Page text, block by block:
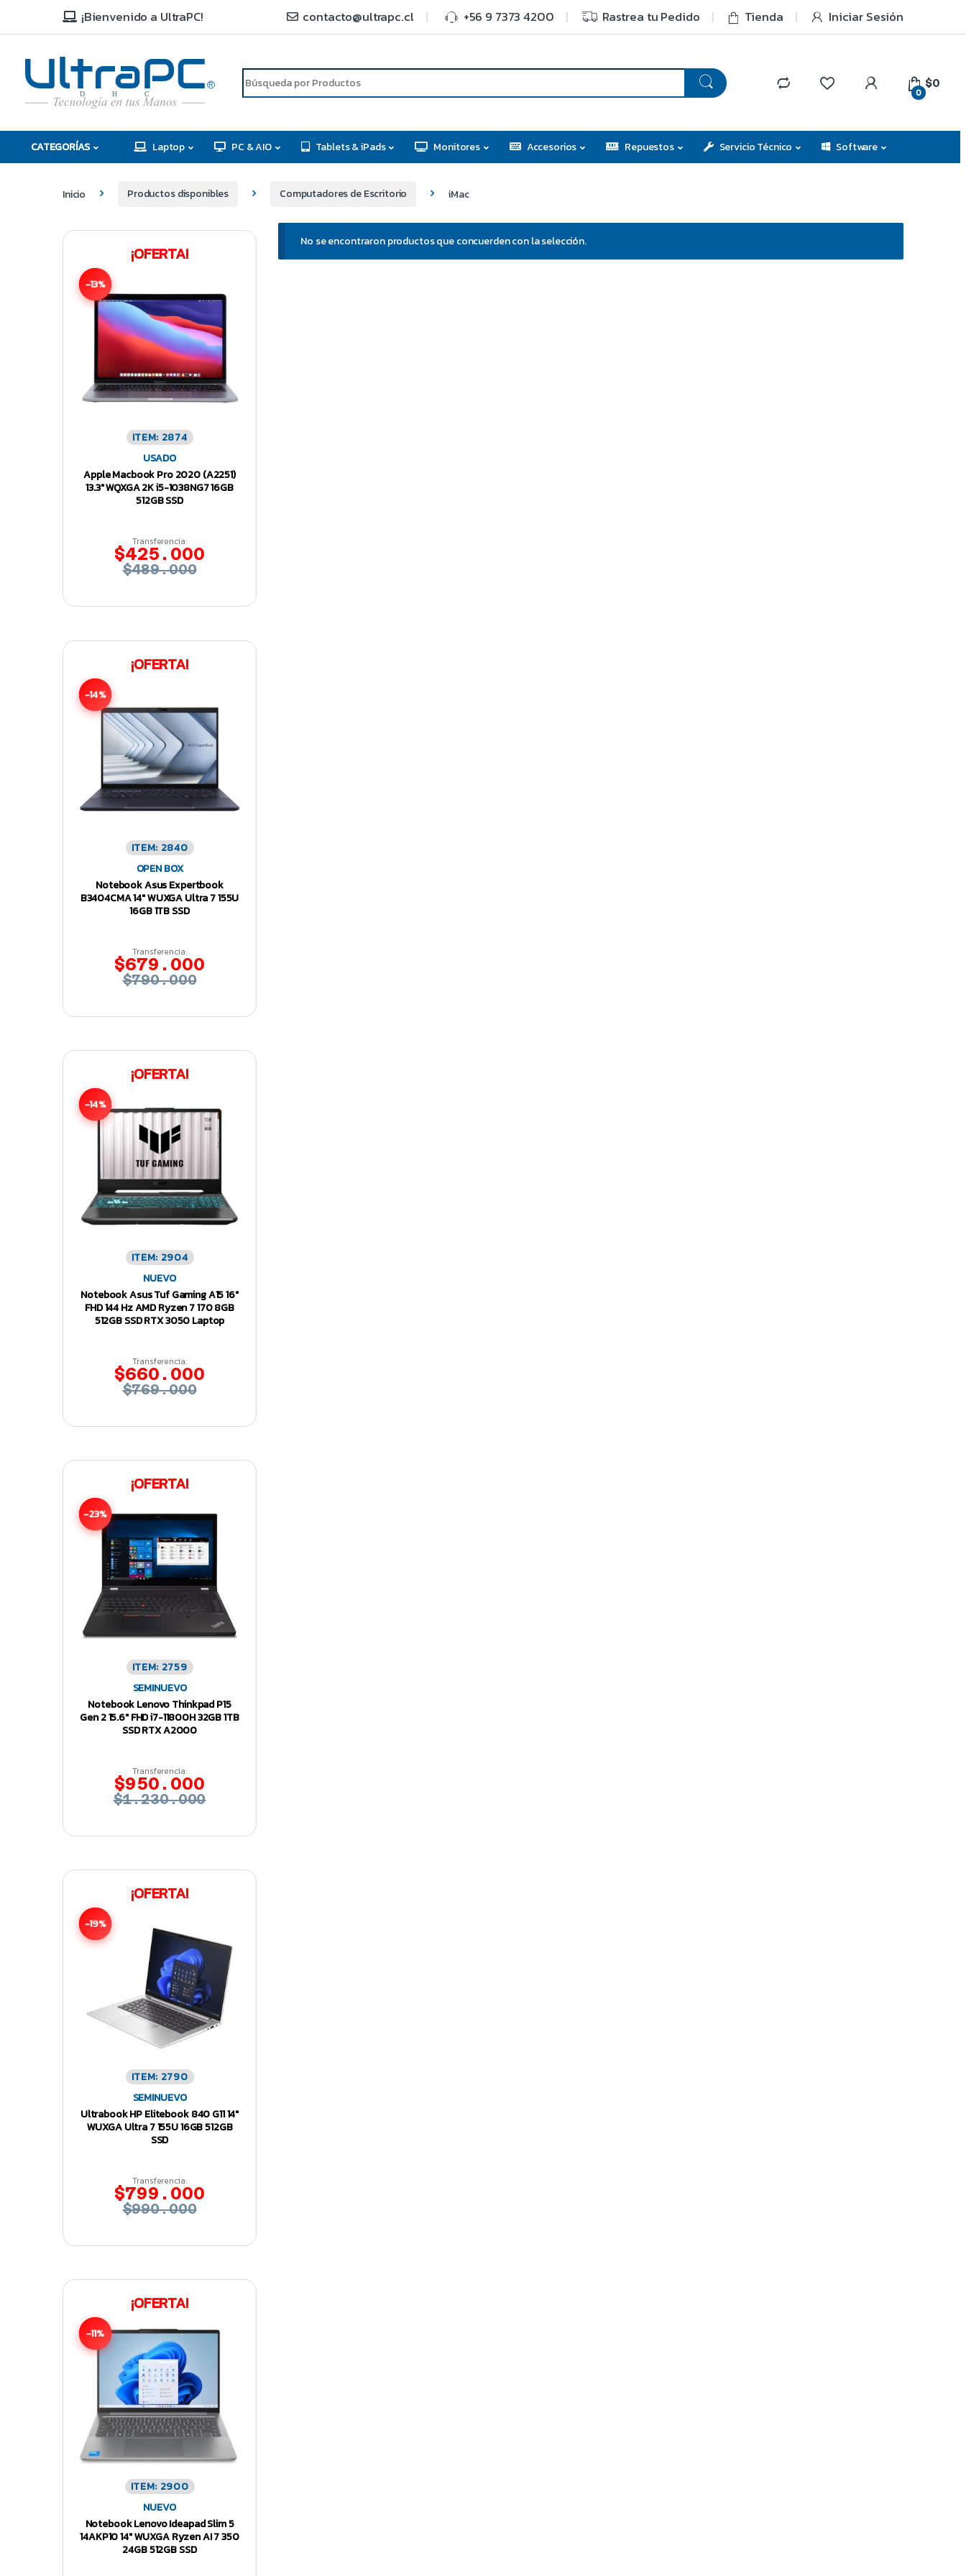
¡Bienvenido a UltraPC! contacto@ultrapc.cl +56 9 7373 4200 Rastrea tu Pedido Tienda Iniciar Sesión
C
H
D
R
0
$0
CATEGORÍAS Laptop PC & AIO Tablets & iPads Monitores Accesorios Repuestos Servicio Técnico Software
Inicio Productos disponibles Computadores de Escritorio iMac
No se encontraron productos que concuerden con la selección.
¡OFERTA!
-13%
ITEM: 2874
USADO
Apple Macbook Pro 2020 (A2251)
13.3″ WQXGA 2K i5-1038NG7 16GB
512GB SSD
Transferencia:
$425.000
$489.000
¡OFERTA!
-14%
ITEM: 2840
OPEN BOX
Notebook Asus Expertbook
B3404CMA 14″ WUXGA Ultra 7 155U
16GB 1TB SSD
Transferencia:
$679.000
$790.000
¡OFERTA!
-14%
ITEM: 2904
NUEVO
Notebook Asus Tuf Gaming A15 16″
FHD 144 Hz AMD Ryzen 7 170 8GB
512GB SSD RTX 3050 Laptop
Transferencia:
$660.000
$769.000
¡OFERTA!
-23%
ITEM: 2759
SEMINUEVO
Notebook Lenovo Thinkpad P15
Gen 2 15.6″ FHD i7-11800H 32GB 1TB
SSD RTX A2000
Transferencia:
$950.000
$1.230.000
¡OFERTA!
-19%
ITEM: 2790
SEMINUEVO
Ultrabook HP Elitebook 840 G11 14″
WUXGA Ultra 7 155U 16GB 512GB
SSD
Transferencia:
$799.000
$990.000
¡OFERTA!
-11%
ITEM: 2900
NUEVO
Notebook Lenovo Ideapad Slim 5
14AKP10 14″ WUXGA Ryzen AI 7 350
24GB 512GB SSD